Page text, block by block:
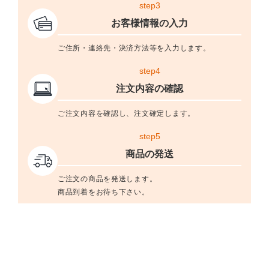
step3
お客様情報の入力
ご住所・連絡先・決済方法等を入力します。
step4
注文内容の確認
ご注文内容を確認し、注文確定します。
step5
商品の発送
ご注文の商品を発送します。
商品到着をお待ち下さい。